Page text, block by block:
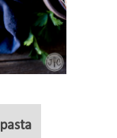
pasta